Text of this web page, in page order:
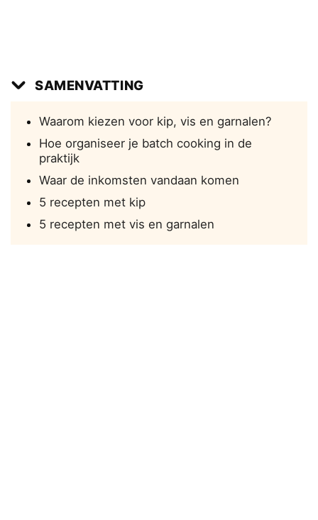
SAMENVATTING
Waarom kiezen voor kip, vis en garnalen?
Hoe organiseer je batch cooking in de
praktijk
Waar de inkomsten vandaan komen
5 recepten met kip
5 recepten met vis en garnalen